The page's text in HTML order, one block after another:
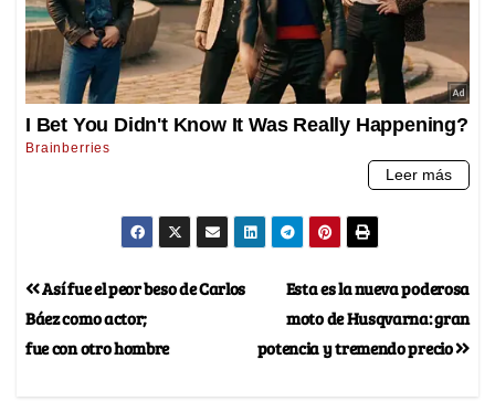
Esta es la nueva poderosa
moto de Husqvarna: gran
potencia y tremendo precio
Así fue el peor beso de Carlos
Báez como actor;
fue con otro hombre